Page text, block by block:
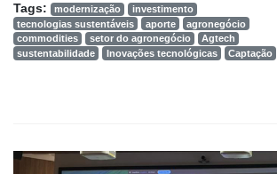
Tags: modernização
investimento
tecnologias sustentáveis
aporte
agronegócio
commodities
setor do agronegócio
Agtech
sustentabilidade
Inovações tecnológicas Captação